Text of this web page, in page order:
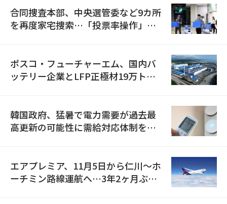
合同捜査本部、中央選管委など9カ所
を再度家宅捜索…「投票率操作」の
ポスコ・フューチャーエム、国内バ
ッテリー企業とLFP正極材19万トン
韓国政府、猛暑で電力需要が過去最
高更新の可能性に需給対応体制を点
エアプレミア、11月5日から仁川〜ホ
ーチミン路線運航へ…3年2ヶ月ぶり